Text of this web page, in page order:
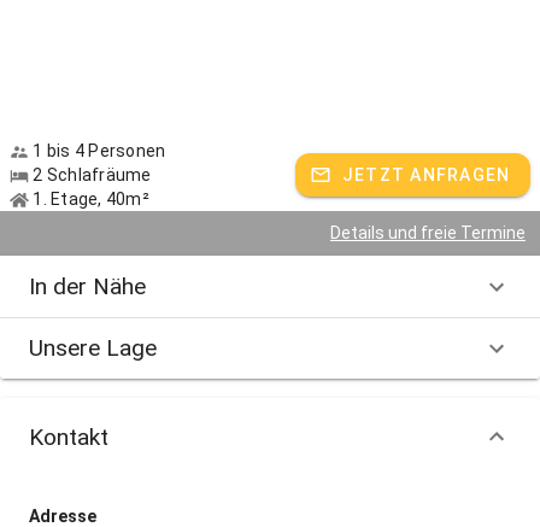
1 bis 4 Personen
2 Schlafräume
1. Etage, 40m²
JETZT ANFRAGEN
Details und freie Termine
In der Nähe
Unsere Lage
Kontakt
Adresse